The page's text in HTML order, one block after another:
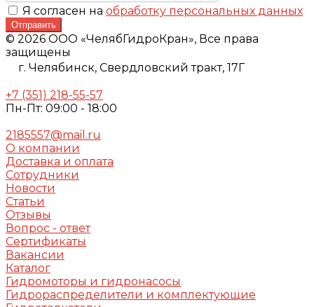
Я согласен на обработку персональных данных
Отправить
© 2026 ООО «ЧелябГидроКран», Все права
защищены
г. Челябинск, Свердловский тракт, 17Г
+7 (351) 218-55-57
Пн-Пт: 09:00 - 18:00
2185557@mail.ru
О компании
Доставка и оплата
Сотрудники
Новости
Статьи
Отзывы
Вопрос - ответ
Сертификаты
Вакансии
Каталог
Гидромоторы и гидронасосы
Гидрораспределители и комплектующие